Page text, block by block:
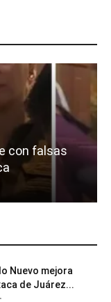
con falsas
Nuevo mejora
de Juárez...